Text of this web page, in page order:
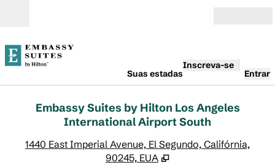
Suas estadas
Inscreva-se
Entrar
Embassy Suites by Hilton Los Angeles
International Airport South
1440 East Imperial Avenue, El Segundo, Califórnia,
90245, EUA